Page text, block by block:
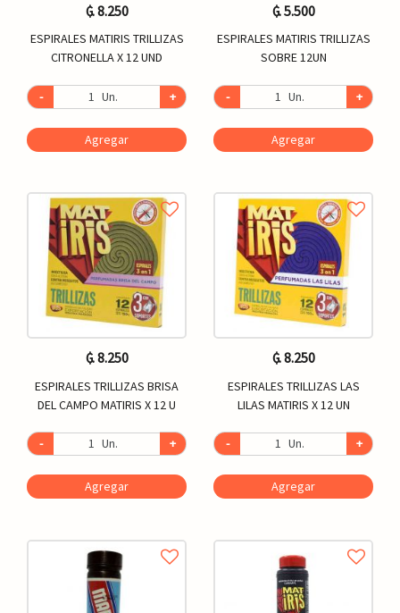
₲. 8.250
ESPIRALES MATIRIS TRILLIZAS
CITRONELLA X 12 UND
- Un. +
Agregar
₲. 5.500
ESPIRALES MATIRIS TRILLIZAS
SOBRE 12UN
- Un. +
Agregar
₲. 8.250
ESPIRALES TRILLIZAS BRISA
DEL CAMPO MATIRIS X 12 U
- Un. +
Agregar
₲. 8.250
ESPIRALES TRILLIZAS LAS
LILAS MATIRIS X 12 UN
- Un. +
Agregar